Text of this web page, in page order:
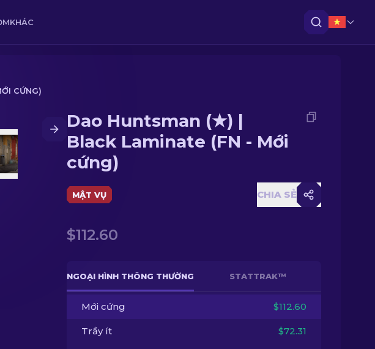
KHÁC
CỨNG)
Dao Huntsman (★) |
Black Laminate (FN - Mới
cứng)
MẬT VỤ CHIA SẺ
$112.60
NGOẠI HÌNH THÔNG THƯỜNG STATTRAK™
Mới cứng $112.60
Trầy ít $72.31